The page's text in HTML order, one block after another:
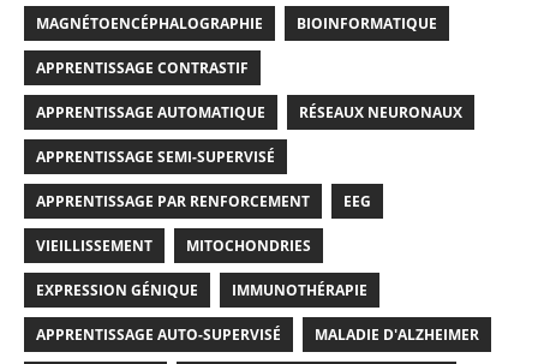
MAGNÉTOENCÉPHALOGRAPHIE BIOINFORMATIQUE
APPRENTISSAGE CONTRASTIF
APPRENTISSAGE AUTOMATIQUE RÉSEAUX NEURONAUX
APPRENTISSAGE SEMI-SUPERVISÉ
APPRENTISSAGE PAR RENFORCEMENT EEG
VIEILLISSEMENT MITOCHONDRIES
EXPRESSION GÉNIQUE IMMUNOTHÉRAPIE
APPRENTISSAGE AUTO-SUPERVISÉ MALADIE D'ALZHEIMER